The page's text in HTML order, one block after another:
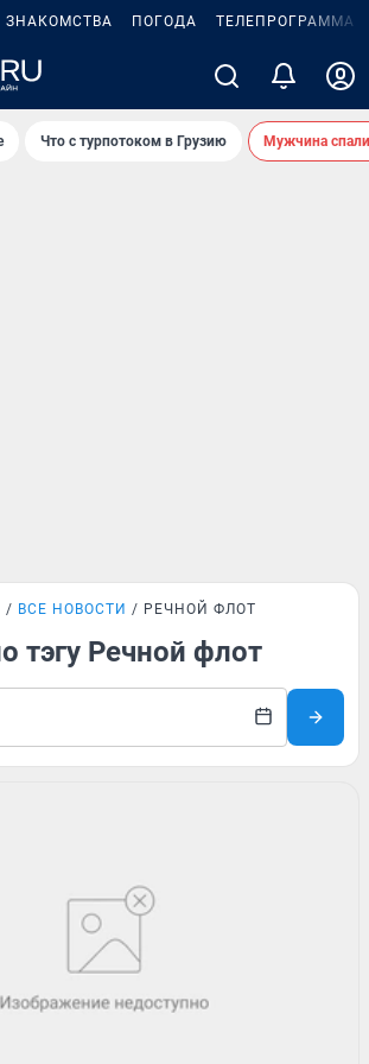
ЗНАКОМСТВА ПОГОДА ТЕЛЕПРОГРАММА
Что с турпотоком в Грузию Мужчина
ВСЕ НОВОСТИ РЕЧНОЙ ФЛОТ
тэгу Речной флот